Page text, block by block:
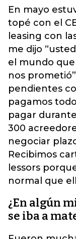
En mayo
topé con el
leasing con
me dijo
el mundo
nos
pendientes
pagamos
pagar
300
negociar
Recibimos
lessors
normal que
¿En algún
se iba a